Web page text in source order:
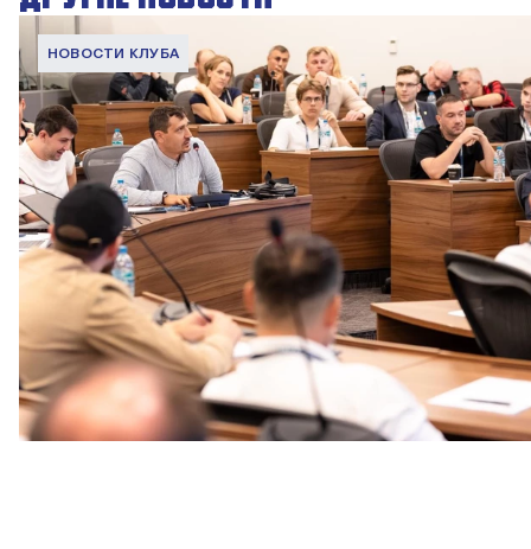
НОВОСТИ КЛУБА
ПФК ЦСКА принял участие в конференции Сбера AI,
посвященной искусственному интеллекту в футболе
4 АВГУСТА 2026 08:00